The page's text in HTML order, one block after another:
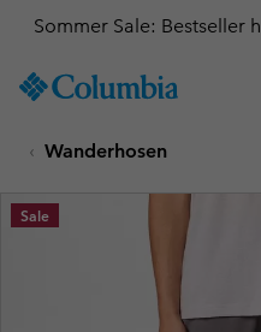
TO
SKIP
MAIN
NAV
Sommer Sale: Bestseller
Wanderhosen
Sale